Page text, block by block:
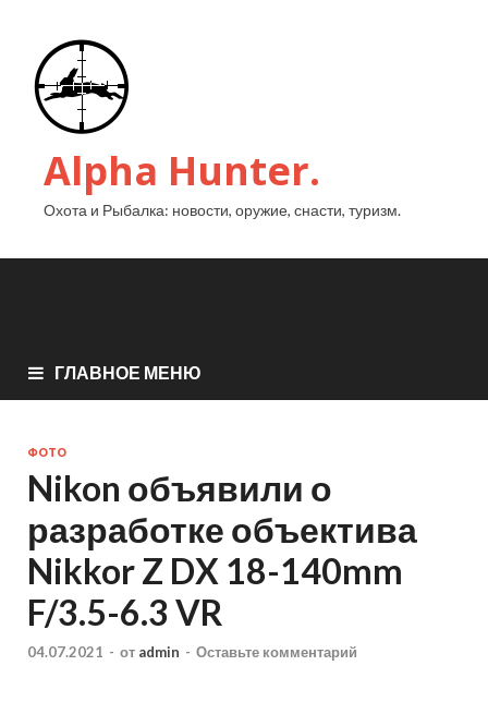
Alpha Hunter.
Охота и Рыбалка: новости, оружие, снасти, туризм.
ГЛАВНОЕ МЕНЮ
ФОТО
Nikon объявили о
разработке объектива
Nikkor Z DX 18-140mm
F/3.5-6.3 VR
04.07.2021 - от admin - Оставьте комментарий